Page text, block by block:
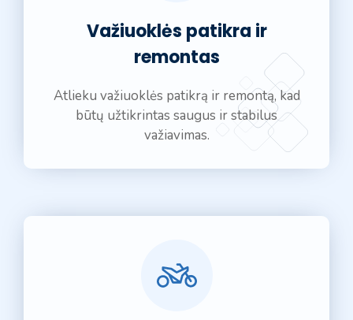
Važiuoklės patikra ir
remontas
Atlieku važiuoklės patikrą ir remontą, kad
būtų užtikrintas saugus ir stabilus
važiavimas.